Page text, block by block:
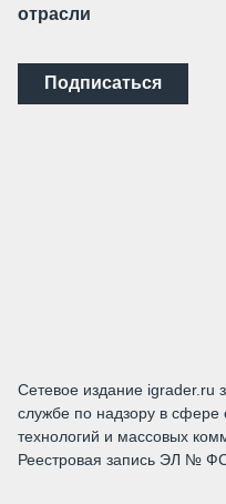
отрасли
Подписаться
Сетевое издание igrader.ru
службе по надзору в
технологий и массовых
Реестровая запись ЭЛ №